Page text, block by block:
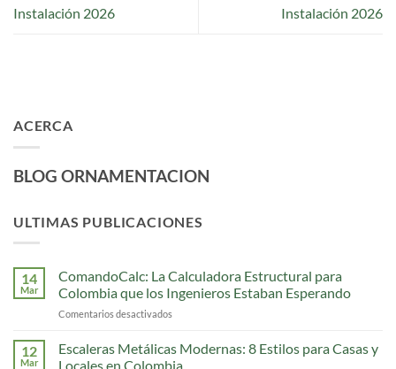
Instalación 2026
Instalación 2026
ACERCA
BLOG ORNAMENTACION
ULTIMAS PUBLICACIONES
14
Mar
ComandoCalc: La Calculadora Estructural para
Colombia que los Ingenieros Estaban Esperando
Comentarios desactivados
La
Calculadora
12
Mar
Escaleras Metálicas Modernas: 8 Estilos para Casas y
Locales en Colombia